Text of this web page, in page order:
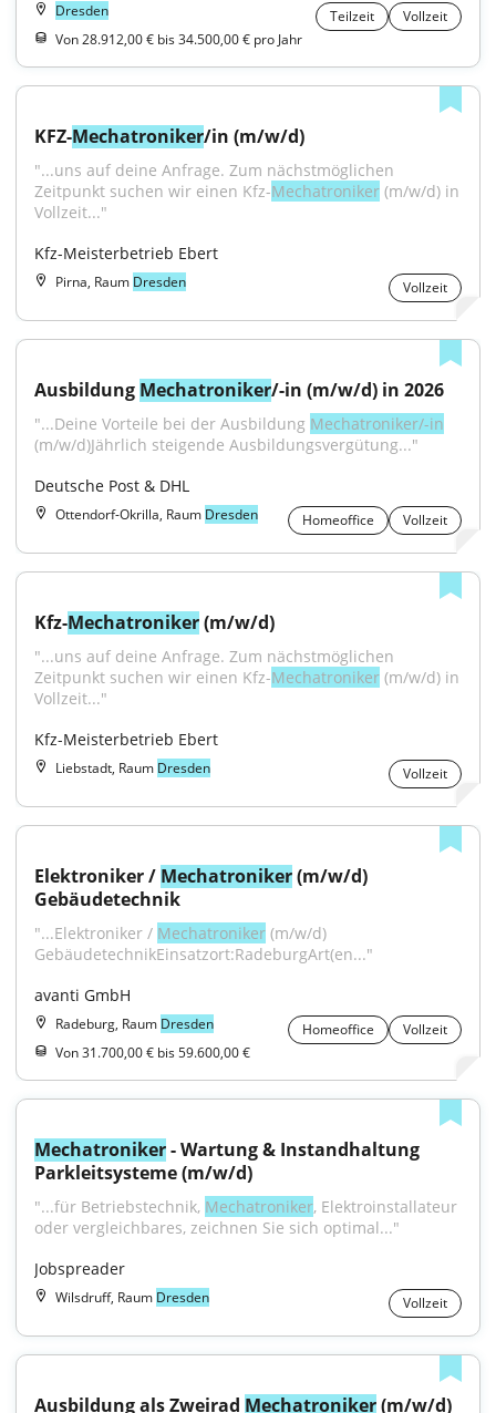
Dresden Teilzeit
Vollzeit
Von 28.912,00 € bis 34.500,00 € pro Jahr
KFZ-Mechatroniker/in (m/w/d)
"...uns auf deine Anfrage. Zum nächstmöglichen
Zeitpunkt suchen wir einen Kfz-Mechatroniker (m/w/d) in
Vollzeit..."
Kfz-Meisterbetrieb Ebert
Pirna, Raum Dresden Vollzeit
Ausbildung Mechatroniker/-in (m/w/d) in 2026
"...Deine Vorteile bei der Ausbildung Mechatroniker/-in
(m/w/d)Jährlich steigende Ausbildungsvergütung..."
Deutsche Post & DHL
Ottendorf-Okrilla, Raum Dresden Homeoffice Vollzeit
Kfz-Mechatroniker (m/w/d)
"...uns auf deine Anfrage. Zum nächstmöglichen
Zeitpunkt suchen wir einen Kfz-Mechatroniker (m/w/d) in
Vollzeit..."
Kfz-Meisterbetrieb Ebert
Liebstadt, Raum Dresden Vollzeit
Elektroniker / Mechatroniker (m/w/d)
Gebäudetechnik
"...Elektroniker / Mechatroniker (m/w/d)
GebäudetechnikEinsatzort:RadeburgArt(en..."
avanti GmbH
Radeburg, Raum Dresden Homeoffice
Vollzeit
Von 31.700,00 € bis 59.600,00 €
Mechatroniker - Wartung & Instandhaltung
Parkleitsysteme (m/w/d)
"...für Betriebstechnik, Mechatroniker, Elektroinstallateur
oder vergleichbares, zeichnen Sie sich optimal..."
Jobspreader
Wilsdruff, Raum Dresden Vollzeit
Ausbildung als Zweirad Mechatroniker (m/w/d)